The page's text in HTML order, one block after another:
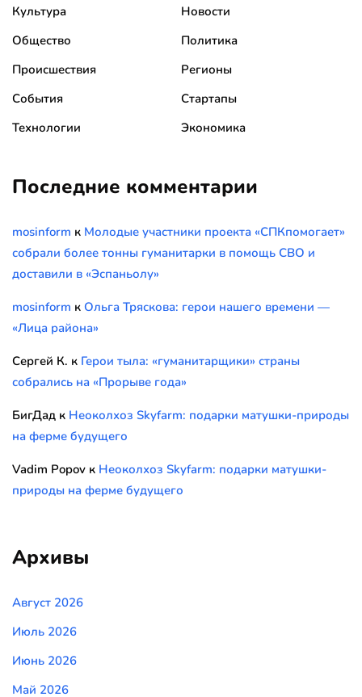
Культура
Новости
Общество
Политика
Происшествия
Регионы
События
Стартапы
Технологии
Экономика
Последние комментарии
mosinform к Молодые участники проекта «СПКпомогает»
собрали более тонны гуманитарки в помощь СВО и
доставили в «Эспаньолу»
mosinform к Ольга Тряскова: герои нашего времени —
«Лица района»
Сергей К. к Герои тыла: «гуманитарщики» страны
собрались на «Прорыве года»
БигДад к Неоколхоз Skyfarm: подарки матушки-природы
на ферме будущего
Vadim Popov к Неоколхоз Skyfarm: подарки матушки-
природы на ферме будущего
Архивы
Август 2026
Июль 2026
Июнь 2026
Май 2026